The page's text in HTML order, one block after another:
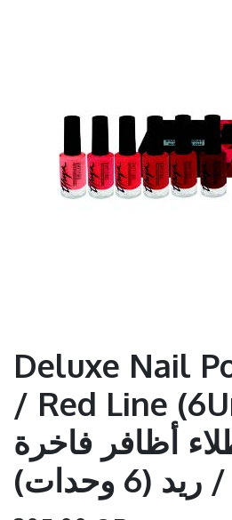
Deluxe Nail
/ Red Line
أظافر فاخرة
(6 وحدات)